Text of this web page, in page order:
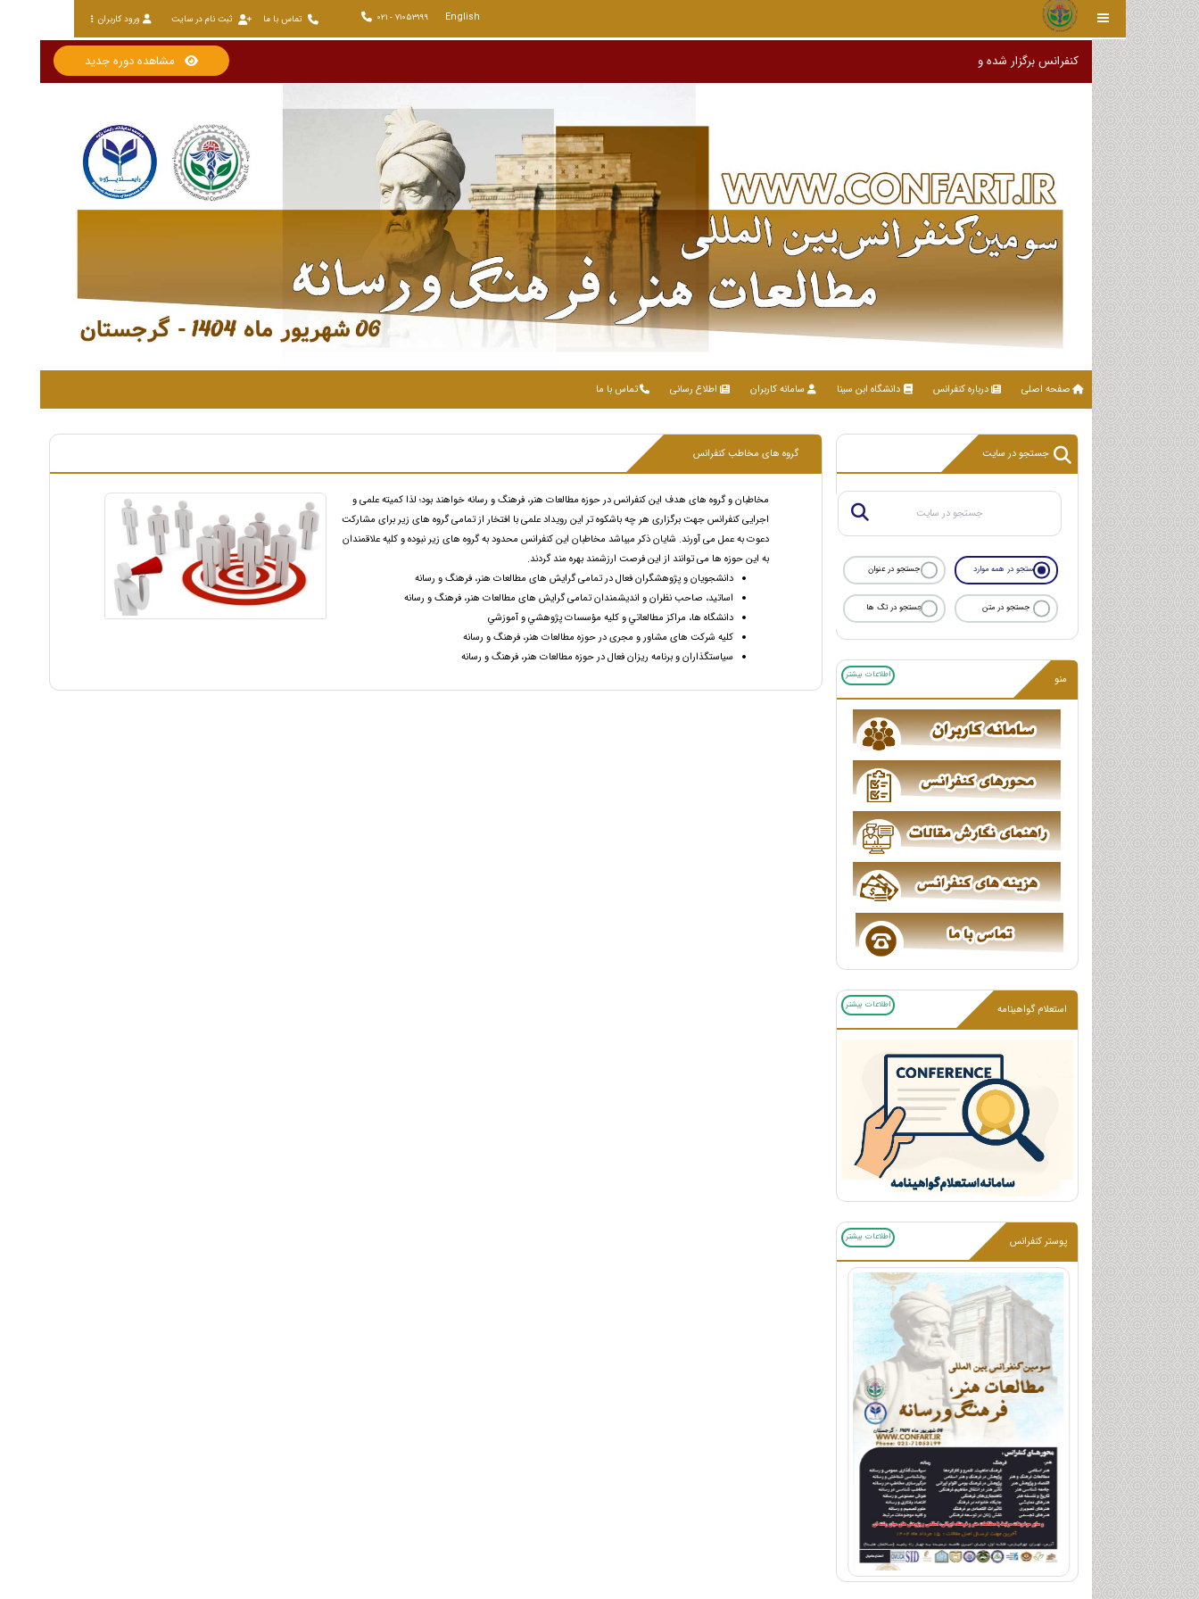
English
021 - 71053199 تماس با ما ثبت نام در سایت ورود کاربران
کنفرانس برگزار شده و سایت آرشیو گردیده مشاهده دوره جدید
صفحه اصلی درباره کنفرانس دانشگاه ابن سینا سامانه کاربران اطلاع رسانی تماس با ما
جستجو در سایت
جستجو در همه موارد جستجو در عنوان
جستجو در متن جستجو در تگ ها
منو اطلاعات بیشتر
استعلام گواهینامه اطلاعات بیشتر
پوستر کنفرانس اطلاعات بیشتر
گروه های مخاطب کنفرانس
مخاطبان و گروه های هدف این کنفرانس در حوزه مطالعات هنر، فرهنگ و رسانه خواهند بود؛ لذا کمیته علمی و
اجرایی کنفرانس جهت برگزاری هر چه باشکوه تر این رویداد علمی با افتخار از تمامی گروه های زیر برای مشارکت
دعوت به عمل می آورند. شایان ذکر میباشد مخاطبان این کنفرانس محدود به گروه های زیر نبوده و کلیه علاقمندان
به این حوزه ها می توانند از این فرصت ارزشمند بهره مند گردند.
دانشجویان و پژوهشگران فعال در تمامی گرایش های مطالعات هنر، فرهنگ و رسانه
اساتید، صاحب نظران و انديشمندان تمامی گرایش های مطالعات هنر، فرهنگ و رسانه
دانشگاه ها، مراكز مطالعاتي و كليه مؤسسات پژوهشي و آموزشي
كليه شركت های مشاور و مجری در حوزه مطالعات هنر، فرهنگ و رسانه
سیاستگذاران و برنامه ریزان فعال در حوزه مطالعات هنر، فرهنگ و رسانه